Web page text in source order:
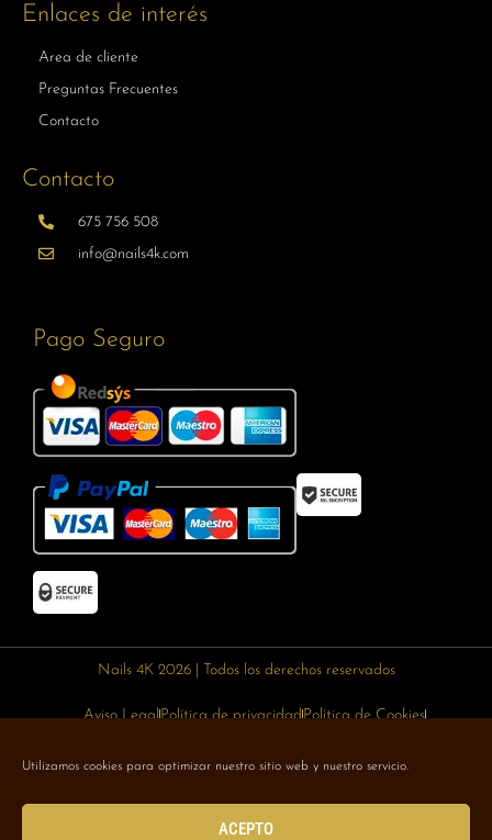
Utilizamos cookies para optimizar nuestro sitio web y nuestro servicio.
ACEPTO
Enlaces de interés
Area de cliente
Preguntas Frecuentes
Contacto
Contacto
675 756 508
info@nails4k.com
Pago Seguro
Nails 4K 2026 | Todos los derechos reservados
Aviso LegalPolítica de privacidadPolítica de Cookies